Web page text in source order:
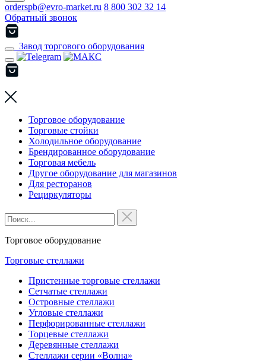
orderspb@evro-market.ru 8 800 302 32 14
Обратный звонок
Завод торгового оборудования
Торговое оборудование
Торговые стойки
Холодильное оборудование
Брендированное оборудование
Торговая мебель
Другое оборудование для магазинов
Для ресторанов
Рециркуляторы
Торговое оборудование
Торговые стеллажи
Пристенные торговые стеллажи
Сетчатые стеллажи
Островные стеллажи
Угловые стеллажи
Перфорированные стеллажи
Торцевые стеллажи
Деревянные стеллажи
Стеллажи серии «Волна»